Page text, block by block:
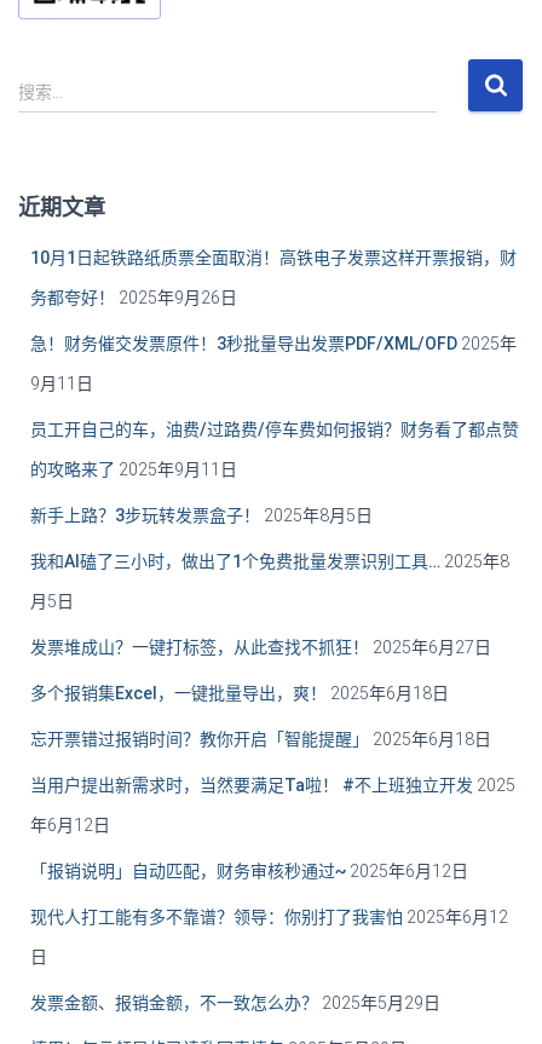
搜
索
搜索…
近期文章
10月1日起铁路纸质票全面取消！高铁电子发票这样开票报销，财
务都夸好！ 2025年9月26日
急！财务催交发票原件！3秒批量导出发票PDF/XML/OFD 2025年
9月11日
员工开自己的车，油费/过路费/停车费如何报销？财务看了都点赞
的攻略来了 2025年9月11日
新手上路？3步玩转发票盒子！ 2025年8月5日
我和AI磕了三小时，做出了1个免费批量发票识别工具… 2025年8
月5日
发票堆成山？一键打标签，从此查找不抓狂！ 2025年6月27日
多个报销集Excel，一键批量导出，爽！ 2025年6月18日
忘开票错过报销时间？教你开启「智能提醒」 2025年6月18日
当用户提出新需求时，当然要满足Ta啦！ #不上班独立开发 2025
年6月12日
「报销说明」自动匹配，财务审核秒通过~ 2025年6月12日
现代人打工能有多不靠谱？领导：你别打了我害怕 2025年6月12
日
发票金额、报销金额，不一致怎么办？ 2025年5月29日